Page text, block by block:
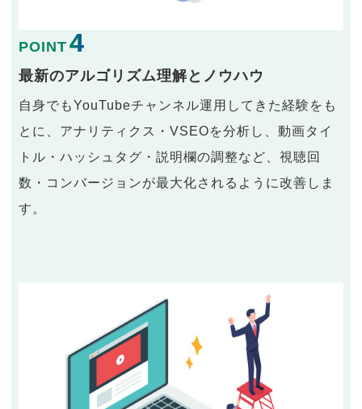
POINT 4
最新のアルゴリズム理解とノウハウ
自身でもYouTubeチャンネル運用してきた経験をも
とに、アナリティクス・VSEOを分析し、動画タイ
トル・ハッシュタグ・説明欄の調整など、視聴回
数・コンバージョンが最大化されるように改善しま
す。